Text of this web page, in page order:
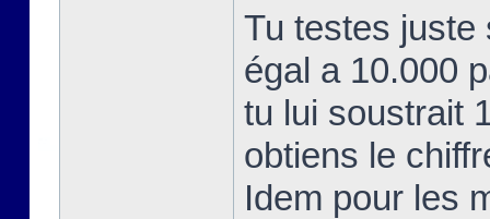
Tu testes juste
égal a 10.000
tu lui soustrait
obtiens le
Idem pour les